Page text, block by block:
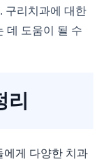
구리치과에 대한
데 도움이 될 수
리
에게 다양한 치과